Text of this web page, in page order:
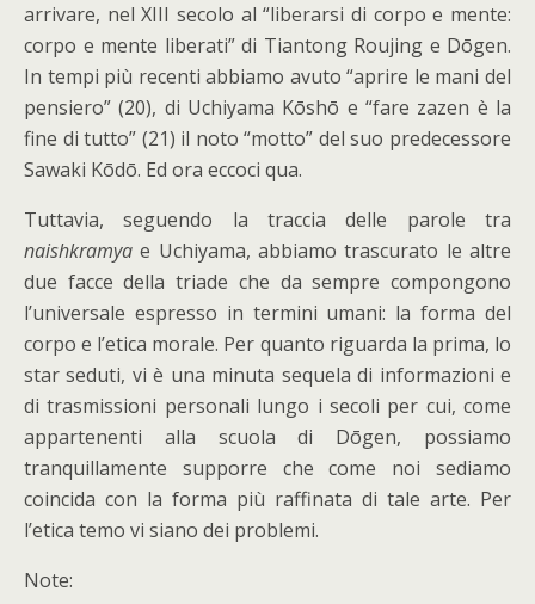
arrivare, nel XIII secolo al “liberarsi di corpo e mente:
corpo e mente liberati” di Tiantong Roujing e Dōgen.
In tempi più recenti abbiamo avuto “aprire le mani del
pensiero” (20), di Uchiyama Kōshō e “fare zazen è la
fine di tutto” (21) il noto “motto” del suo predecessore
Sawaki Kōdō. Ed ora eccoci qua.
Tuttavia, seguendo la traccia delle parole tra
naishkramya e Uchiyama, abbiamo trascurato le altre
due facce della triade che da sempre compongono
l’universale espresso in termini umani: la forma del
corpo e l’etica morale. Per quanto riguarda la prima, lo
star seduti, vi è una minuta sequela di informazioni e
di trasmissioni personali lungo i secoli per cui, come
appartenenti alla scuola di Dōgen, possiamo
tranquillamente supporre che come noi sediamo
coincida con la forma più raffinata di tale arte. Per
l’etica temo vi siano dei problemi.
Note: